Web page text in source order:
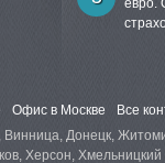
евро.
Офис в Москве
Все
Донецк,
Херсон,